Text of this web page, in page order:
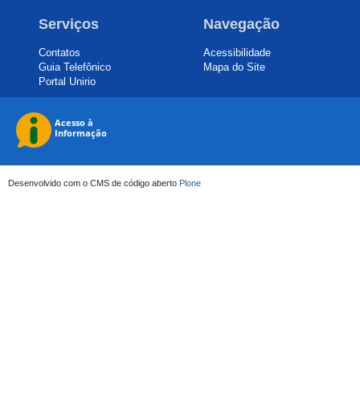
Serviços
Contatos
Guia Telefônico
Portal Unirio
Navegação
Acessibilidade
Mapa do Site
Desenvolvido com o CMS de código aberto Plone